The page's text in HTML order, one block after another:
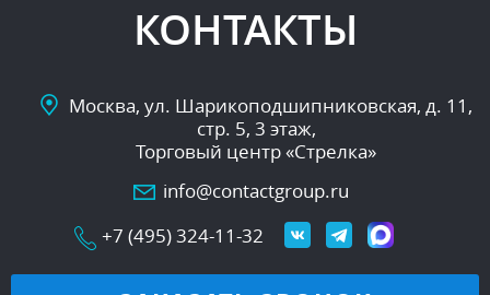
КОНТАКТЫ
Москва, ул. Шарикоподшипниковская, д. 11,
стр. 5, 3 этаж,
Торговый центр «Стрелка»
info@contactgroup.ru
+7 (495) 324-11-32